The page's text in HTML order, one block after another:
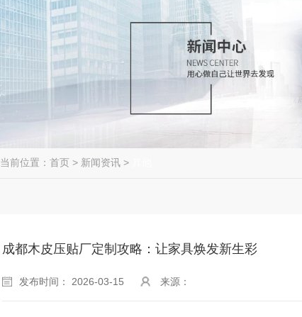
当前位置： 首页 > 新闻资讯 >
成都木皮压贴厂定制攻略：让家具焕发新生彩
发布时间： 2026-03-15 来源：